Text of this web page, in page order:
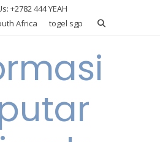
+2782 444 YEAH
Africa
togel sgp